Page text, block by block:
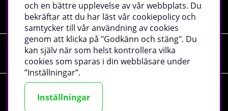
Shopping
Information
och en bättre upplevelse av vår webbplats. Du
bekräftar att du har läst vår cookiepolicy och
samtycker till vår användning av cookies
genom att klicka på "Godkänn och stäng". Du
kan själv när som helst kontrollera vilka
cookies som sparas i din webbläsare under
”Inställningar”.
Inställningar